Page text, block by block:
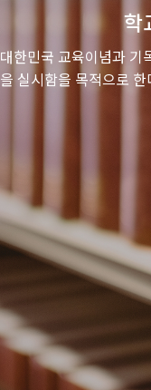
학
대한민국 교육이념과 기
을 실시함을 목적으로